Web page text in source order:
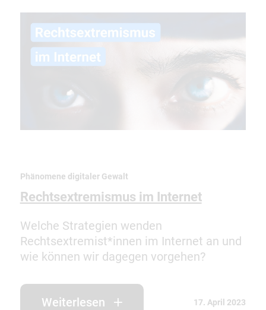
Phänomene digitaler Gewalt
Rechtsextremismus im Internet
Welche Strategien wenden
Rechtsextremist*innen im Internet an und
wie können wir dagegen vorgehen?
Weiterlesen 17. April 2023